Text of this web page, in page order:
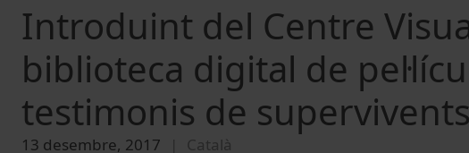
Introduint del Centre
biblioteca digital de
testimonis de
13 desembre, 2017 Català